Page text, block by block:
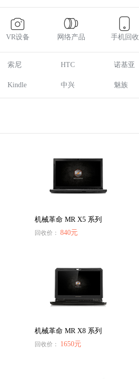
VR设备 网络产品 手机回收
索尼 HTC 诺基亚
Kindle 中兴 魅族
机械革命 MR X5 系列
回收价： 840元
机械革命 MR X8 系列
回收价： 1650元